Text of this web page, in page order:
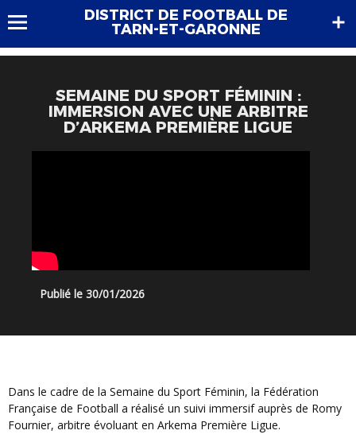
DISTRICT DE FOOTBALL DE
TARN-ET-GARONNE
SEMAINE DU SPORT FÉMININ :
IMMERSION AVEC UNE ARBITRE
D’ARKEMA PREMIÈRE LIGUE
Publié le 30/01/2026
Dans le cadre de la Semaine du Sport Féminin, la Fédération
Française de Football a réalisé un suivi immersif auprès de Romy
Fournier, arbitre évoluant en Arkema Première Ligue.